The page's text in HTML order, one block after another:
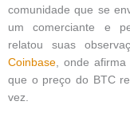
comunidade que se
um comerciante e
relatou suas
Coinbase, onde afirma
que o preço do BTC
vez.